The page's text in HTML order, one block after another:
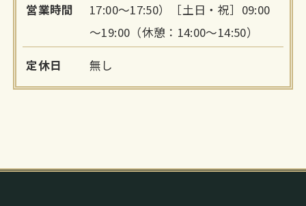
営業時間
17:00～17:50）［土日・祝］09:00
～19:00（休憩：14:00～14:50）
定休日 無し